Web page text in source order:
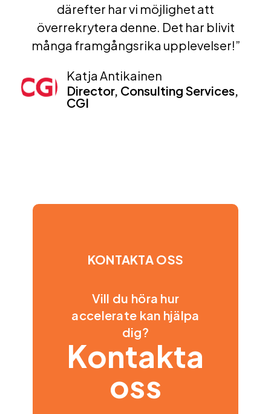
därefter har vi möjlighet att
överrekrytera denne. Det har blivit
många framgångsrika upplevelser!”
Katja Antikainen
Director, Consulting Services,
CGI
KONTAKTA OSS
Vill du höra hur
accelerate kan hjälpa
dig?
Kontakta
oss